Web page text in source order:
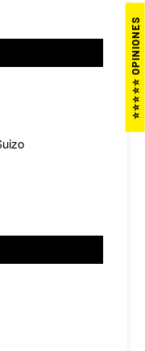
⭐⭐⭐⭐⭐ OPINIONES